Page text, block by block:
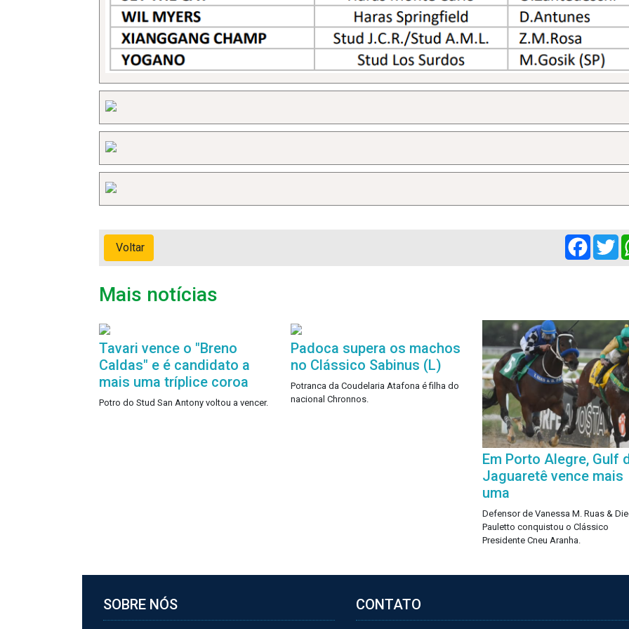
Voltar
Mais notícias
Tavari vence o "Breno
Caldas" e é candidato a
mais uma tríplice coroa
Potro do Stud San Antony voltou a vencer.
Padoca supera os machos
no Clássico Sabinus (L)
Potranca da Coudelaria Atafona é filha do
nacional Chronnos.
Em Porto Alegre, Gulf
Jaguaretê vence mais
uma
Defensor de Vanessa M. Ruas &
Pauletto conquistou o Clássico
Presidente Cneu Aranha.
SOBRE NÓS CONTATO